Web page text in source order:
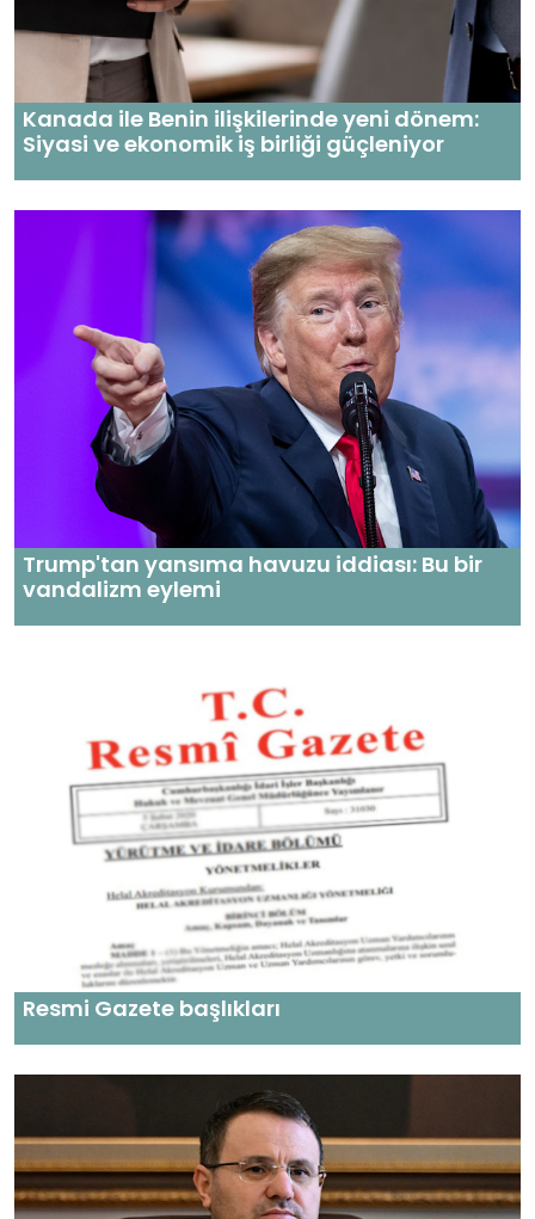
Kanada ile Benin ilişkilerinde yeni dönem:
Siyasi ve ekonomik iş birliği güçleniyor
Trump'tan yansıma havuzu iddiası: Bu bir
vandalizm eylemi
Resmi Gazete başlıkları